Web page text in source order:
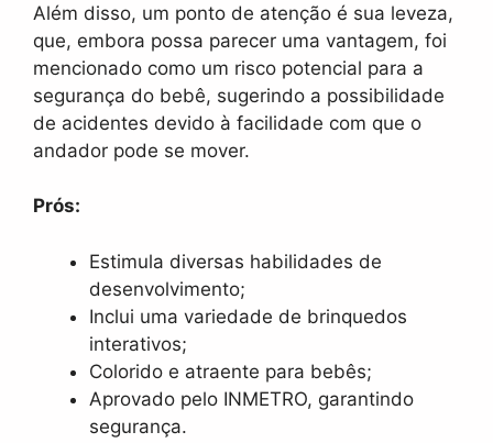
Além disso, um ponto de atenção é sua leveza,
que, embora possa parecer uma vantagem, foi
mencionado como um risco potencial para a
segurança do bebê, sugerindo a possibilidade
de acidentes devido à facilidade com que o
andador pode se mover.
Prós:
Estimula diversas habilidades de
desenvolvimento;
Inclui uma variedade de brinquedos
interativos;
Colorido e atraente para bebês;
Aprovado pelo INMETRO, garantindo
segurança.